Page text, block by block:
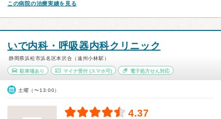
この病院の治療実績を見る
いで内科・呼吸器内科クリニック
静岡県浜松市浜名区本沢合（遠州小林駅）
駐車場あり マイナ受付(スマホ可) 電子処方せん対応
土曜（〜13:00）
4.37